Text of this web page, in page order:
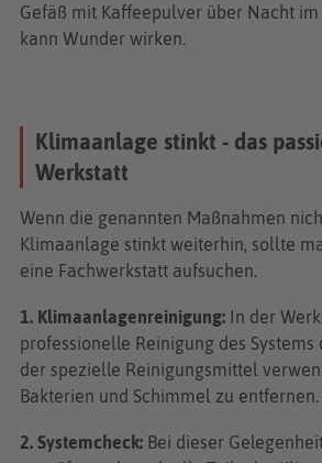
Gefäß mit Kaffeepulver über Nacht
kann Wunder wirken.
Klimaanlage stinkt - das
Werkstatt
Wenn die genannten Maßnahmen
Klimaanlage stinkt weiterhin, sollte
eine Fachwerkstatt aufsuchen.
1. Klimaanlagenreinigung: In der
professionelle Reinigung des
der spezielle Reinigungsmittel
Bakterien und Schimmel zu entfernen.
2. Systemcheck: Bei dieser